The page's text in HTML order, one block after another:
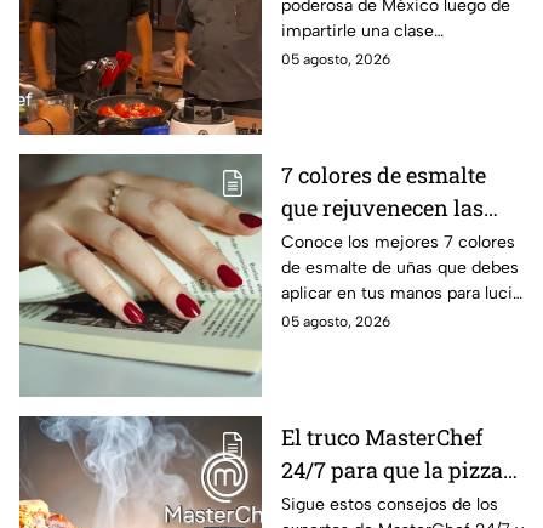
invitado a la batalla por
equipos de MasterChef
24/7
poderosa de México luego de
impartirle una clase
personalizada a Ixdit
05 agosto, 2026
7 colores de esmalte
que rejuvenecen las
manos al instante y
combinan con todo
Conoce los mejores 7 colores
de esmalte de uñas que debes
aplicar en tus manos para lucir
una piel mucho más brillante y
05 agosto, 2026
El truco MasterChef
24/7 para que la pizza
quede crujiente y
Sigue estos consejos de los